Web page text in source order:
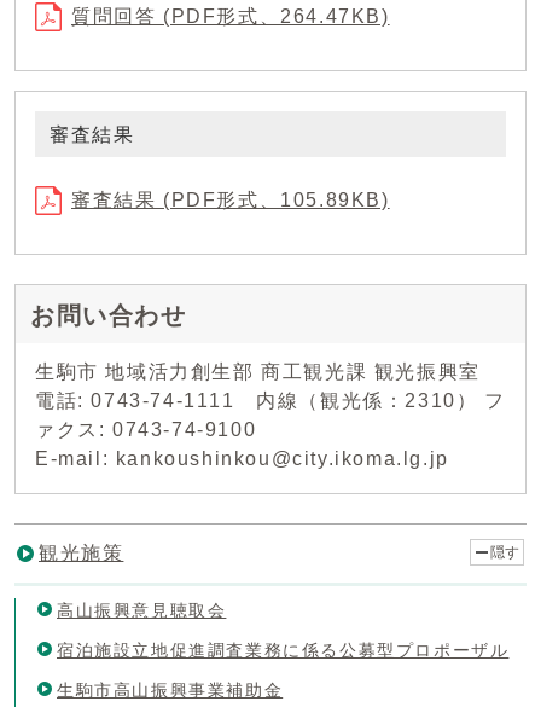
質問回答 (PDF形式、264.47KB)
審査結果
審査結果 (PDF形式、105.89KB)
お問い合わせ
生駒市 地域活力創生部 商工観光課 観光振興室
電話: 0743-74-1111 内線（観光係：2310） フ
ァクス: 0743-74-9100
E-mail: kankoushinkou@city.ikoma.lg.jp
観光施策 隠す
高山振興意見聴取会
宿泊施設立地促進調査業務に係る公募型プロポーザル
生駒市高山振興事業補助金